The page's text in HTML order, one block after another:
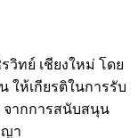
วิทย์ เชียงใหม่ โดย
ให้เกียรติในการรับ
ากการสนับสนุน
ญา